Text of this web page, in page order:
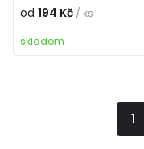
od 194 Kč / ks
skladom
1